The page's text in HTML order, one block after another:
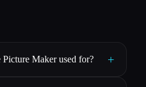
Maker used for? +